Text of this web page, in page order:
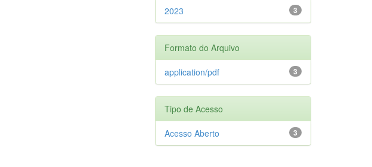
3
2023
Formato do Arquivo
3
application/pdf
Tipo de Acesso
3
Acesso Aberto